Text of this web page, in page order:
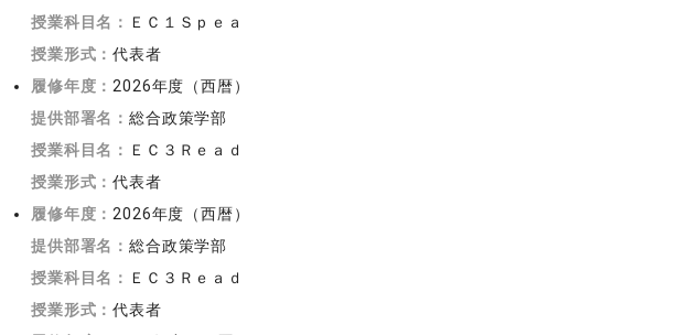
授業科目名： ＥＣ１Ｓｐｅａ
授業形式：代表者
履修年度： 2026年度（西暦）
提供部署名：総合政策学部
授業科目名： ＥＣ３Ｒｅａｄ
授業形式：代表者
履修年度： 2026年度（西暦）
提供部署名：総合政策学部
授業科目名： ＥＣ３Ｒｅａｄ
授業形式：代表者